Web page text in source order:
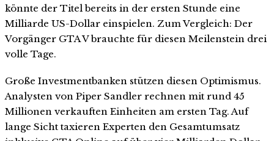
könnte der Titel bereits in der ersten Stunde eine
Milliarde US-Dollar einspielen. Zum Vergleich: Der
Vorgänger GTA V brauchte für diesen Meilenstein drei
volle Tage.
Große Investmentbanken stützen diesen Optimismus.
Analysten von Piper Sandler rechnen mit rund 45
Millionen verkauften Einheiten am ersten Tag. Auf
lange Sicht taxieren Experten den Gesamtumsatz